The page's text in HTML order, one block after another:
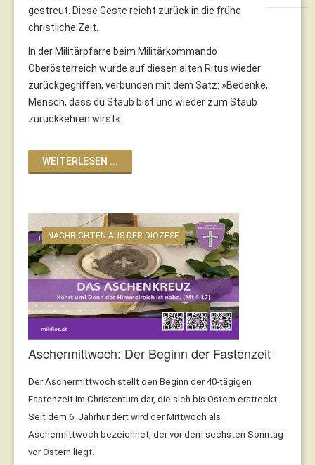
gestreut. Diese Geste reicht zurück in die frühe
christliche Zeit.
In der Militärpfarre beim Militärkommando
Oberösterreich wurde auf diesen alten Ritus wieder
zurückgegriffen, verbunden mit dem Satz: »Bedenke,
Mensch, dass du Staub bist und wieder zum Staub
zurückkehren wirst«
WEITERLESEN ...
NACHRICHTEN AUS DER DIÖZESE
Aschermittwoch: Der Beginn der Fastenzeit
Der Aschermittwoch stellt den Beginn der 40-tägigen
Fastenzeit im Christentum dar, die sich bis Ostern erstreckt.
Seit dem 6. Jahrhundert wird der Mittwoch als
Aschermittwoch bezeichnet, der vor dem sechsten Sonntag
vor Ostern liegt.